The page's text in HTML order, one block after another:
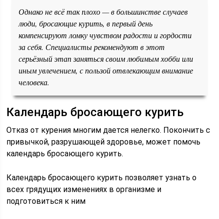
Однако не всё так плохо — в большинстве случаев
люди, бросающие курить, в первый день
компенсируют ломку чувством радости и гордости
за себя. Специалисты рекомендуют в этот
серьёзный этап заняться своим любимым хобби или
иным увлечением, с пользой отвлекающим внимание
человека.
Календарь бросающего курить
Отказ от курения многим дается нелегко. Покончить с
привычкой, разрушающей здоровье, может помочь
календарь бросающего курить.
Календарь бросающего курить позволяет узнать о
всех грядущих изменениях в организме и
подготовиться к ним